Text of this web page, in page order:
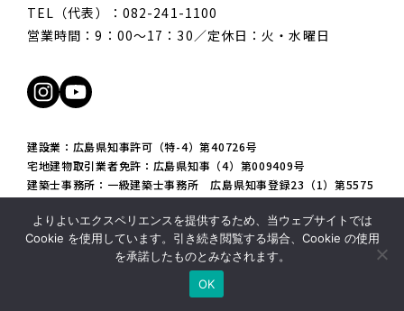
TEL（代表）：082-241-1100
営業時間：9：00〜17：30／定休日：火・水曜日
建設業：広島県知事許可（特-4）第40726号
宅地建物取引業者免許：広島県知事（4）第009409号
建築士事務所：一級建築士事務所 広島県知事登録23（1）第5575
一般不動産投資顧問業：一般 －第1371号
よりよいエクスペリエンスを提供するため、当ウェブサイトでは
Cookie を使用しています。引き続き閲覧する場合、Cookie の使用
を承諾したものとみなされます。
OK